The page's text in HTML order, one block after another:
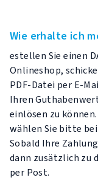
Wie erhalte ich
estellen Sie einen
Onlineshop,
PDF-Datei per E-
Ihren
einlösen zu
wählen Sie bitte bei
Sobald Ihre
dann zusätzlich zu
per Post.